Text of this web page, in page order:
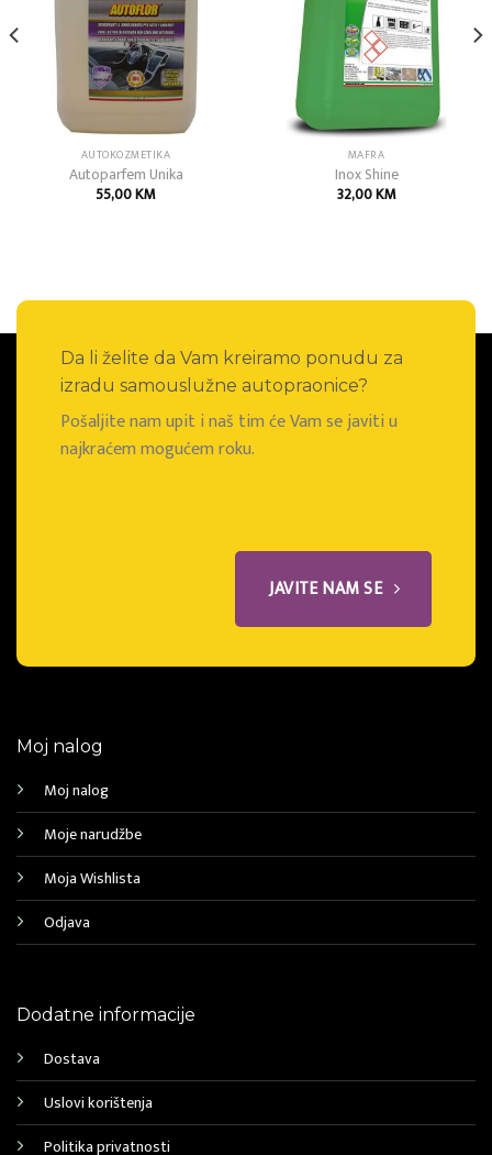
AUTOKOZMETIKA
Autoparfem Unika
55,00KM
MAFRA
Inox Shine
32,00KM
Da li želite da Vam kreiramo ponudu za
izradu samouslužne autopraonice?
Pošaljite nam upit i naš tim će Vam se javiti u
najkraćem mogućem roku.
JAVITE NAM SE
Moj nalog
Moj nalog
Moje narudžbe
Moja Wishlista
Odjava
Dodatne informacije
Dostava
Uslovi korištenja
Politika privatnosti